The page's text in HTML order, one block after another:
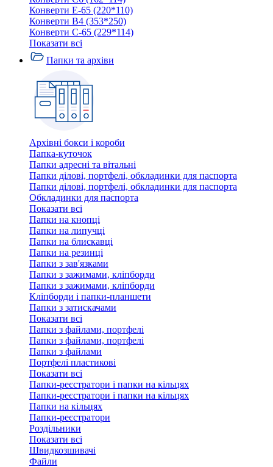
Конверти E-65 (220*110)
Конверти В4 (353*250)
Конверти С-65 (229*114)
Показати всі
Папки та архіви
Архівні бокси і короби
Папка-куточок
Папки адресні та вітальні
Папки ділові, портфелі, обкладинки для паспорта
Папки ділові, портфелі, обкладинки для паспорта
Обкладинки для паспорта
Показати всі
Папки на кнопці
Папки на липучці
Папки на блискавці
Папки на резинці
Папки з зав'язками
Папки з зажимами, кліпборди
Папки з зажимами, кліпборди
Кліпборди і папки-планшети
Папки з затискачами
Показати всі
Папки з файлами, портфелі
Папки з файлами, портфелі
Папки з файлами
Портфелі пластикові
Показати всі
Папки-реєстратори і папки на кільцях
Папки-реєстратори і папки на кільцях
Папки на кільцях
Папки-реєстратори
Роздільники
Показати всі
Швидкозшивачi
Файли